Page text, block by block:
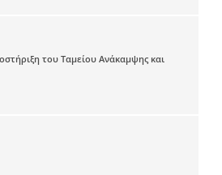
του Ταμείου Ανάκαμψης και